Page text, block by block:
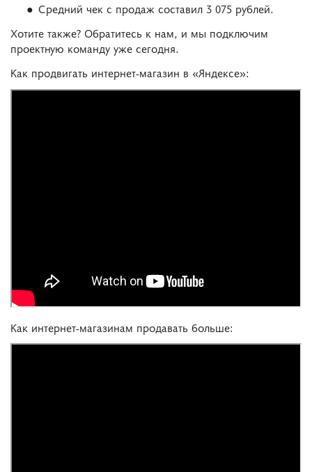
Средний чек с продаж составил 3 075 рублей.
Хотите также? Обратитесь к нам, и мы подключим
проектную команду уже сегодня.
Как продвигать интернет-магазин в «Яндексе»:
Как интернет-магазинам продавать больше: